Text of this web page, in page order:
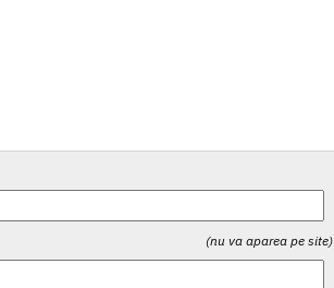
(nu va aparea pe site)